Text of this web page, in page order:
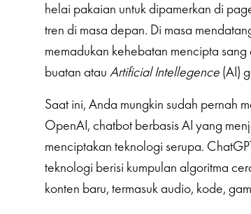
helai pakaian untuk dipamerkan di
tren di masa depan. Di masa
memadukan kehebatan mencipta
buatan atau Artificial Intellegence (AI)
Saat ini, Anda mungkin sudah pernah
OpenAI, chatbot berbasis AI yang
menciptakan teknologi serupa.
teknologi berisi kumpulan algoritma
konten baru, termasuk audio, kode,